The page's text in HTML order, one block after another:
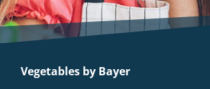
Vegetables by Bayer